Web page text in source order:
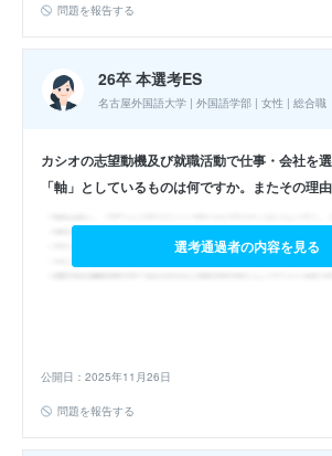
問題を報告する
26卒 本選考ES
名古屋外国語大学 | 外国語学部 | 女性 | 総合職
カシオの志望動機及び就職活動で仕事・会社を
「軸」としているものは何ですか。またその理
選考通過者の内容を見る
公開日：2025年11月26日
問題を報告する